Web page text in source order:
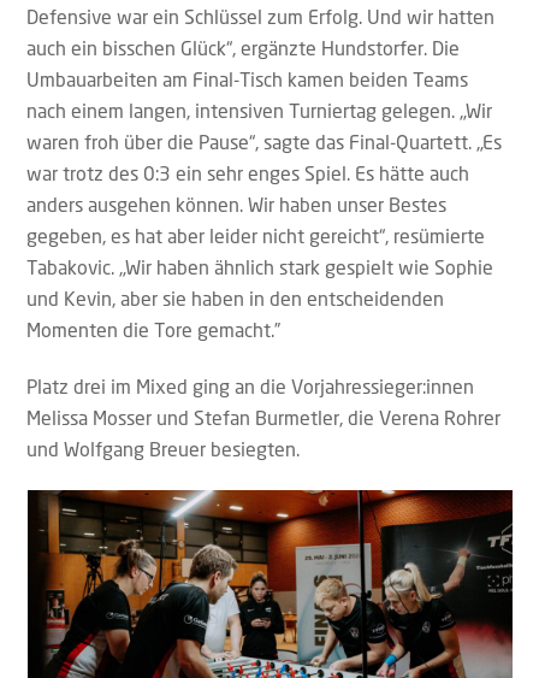
Defensive war ein Schlüssel zum Erfolg. Und wir hatten
auch ein bisschen Glück“, ergänzte Hundstorfer. Die
Umbauarbeiten am Final-Tisch kamen beiden Teams
nach einem langen, intensiven Turniertag gelegen. „Wir
waren froh über die Pause“, sagte das Final-Quartett. „Es
war trotz des 0:3 ein sehr enges Spiel. Es hätte auch
anders ausgehen können. Wir haben unser Bestes
gegeben, es hat aber leider nicht gereicht“, resümierte
Tabakovic. „Wir haben ähnlich stark gespielt wie Sophie
und Kevin, aber sie haben in den entscheidenden
Momenten die Tore gemacht.”
Platz drei im Mixed ging an die Vorjahressieger:innen
Melissa Mosser und Stefan Burmetler, die Verena Rohrer
und Wolfgang Breuer besiegten.